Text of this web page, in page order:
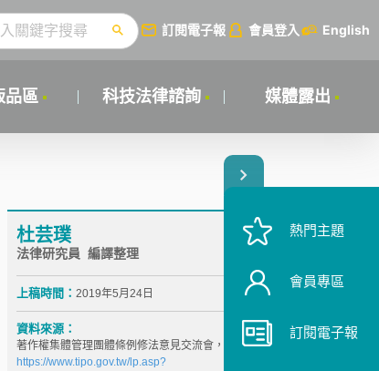
訂閱電子報 會員登入 English
品區 科技法律諮詢 媒體露出
杜芸璞
法律研究員 編譯整理
上稿時間： 2019年5月24日
資料來源：
著作權集體管理團體條例修法意見交流會，
https://www.tipo.gov.tw/lp.asp?
熱門主題
會員專區
訂閱電子報